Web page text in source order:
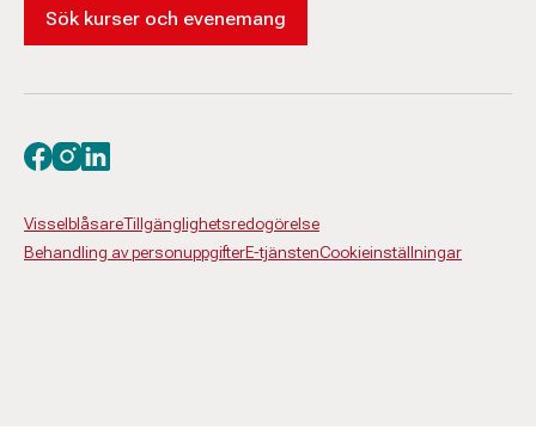
Sök kurser och evenemang
VisselblåsareTillgänglighetsredogörelse
Behandling av personuppgifterE-tjänstenCookieinställningar
Besök oss på facebook
Besök oss på instagram
Besök oss på linkedin